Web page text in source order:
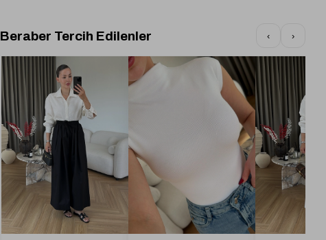
Beraber Tercih Edilenler ‹ ›